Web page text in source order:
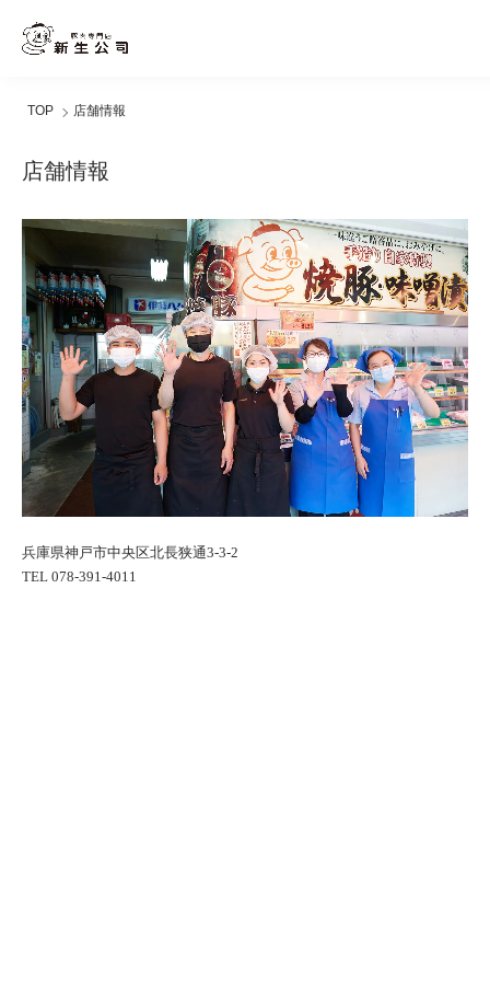
TOP 店舗情報
店舗情報
兵庫県神戸市中央区北長狭通3-3-2
TEL 078-391-4011